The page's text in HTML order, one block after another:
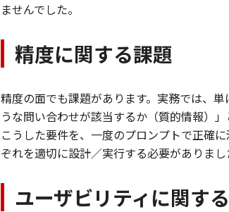
ませんでした。
精度に関する課題
精度の面でも課題があります。実務では、
うな問い合わせが該当するか（質的情報）
こうした要件を、一度のプロンプトで正確
ぞれを適切に設計／実行する必要がありまし
ユーザビリティに関す